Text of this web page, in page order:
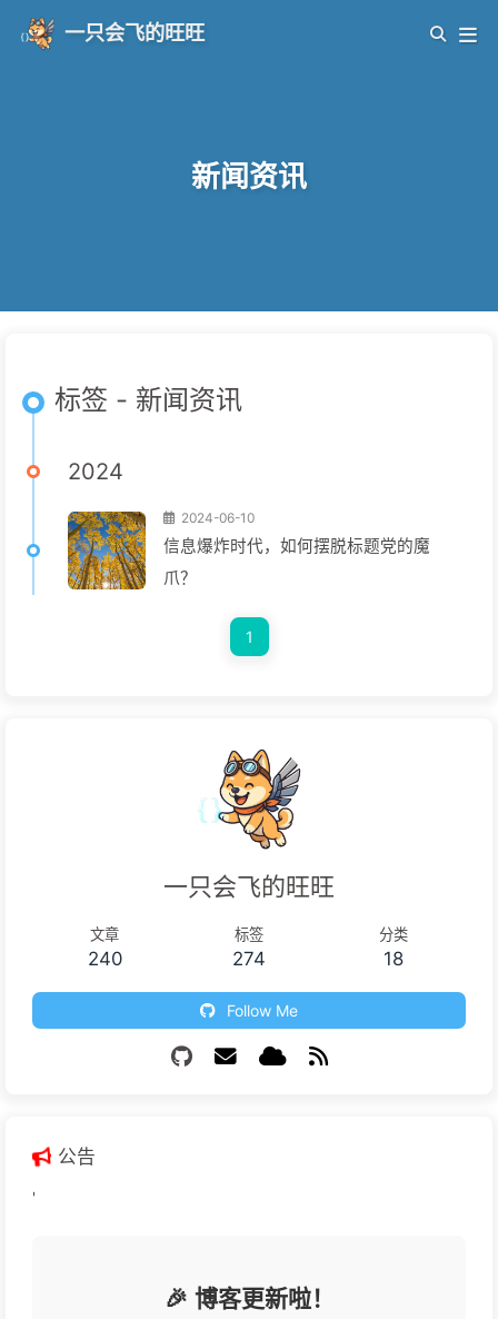
一只会飞的旺旺
新闻资讯
标签 - 新闻资讯
2024
2024-06-10
信息爆炸时代，如何摆脱标题党的魔
爪？
1
一只会飞的旺旺
文章
240
标签
274
分类
18
Follow Me
公告
'
🎉 博客更新啦！